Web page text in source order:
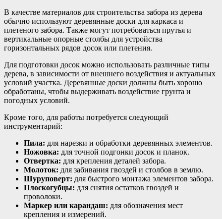
В качестве материалов для строительства забора из дерева
обычно используют деревянные доски для каркаса и
плетеного забора. Также могут потребоваться прутья и
вертикальные опорные столбы для устройства
горизонтальных рядов досок или плетения.
Для подготовки досок можно использовать различные типы
дерева, в зависимости от внешнего воздействия и актуальных
условий участка. Деревянные доски должны быть хорошо
обработаны, чтобы выдерживать воздействие грунта и
погодных условий.
Кроме того, для работы потребуется следующий
инструментарий:
Пила: для нарезки и обработки деревянных элементов.
Ножовка: для точной подгонки досок и планок.
Отвертка: для крепления деталей забора.
Молоток: для забивания гвоздей и столбов в землю.
Шуруповерт: для быстрого монтажа элементов забора.
Плоскогубцы: для снятия остатков гвоздей и
проволоки.
Маркер или карандаш: для обозначения мест
крепления и измерений.